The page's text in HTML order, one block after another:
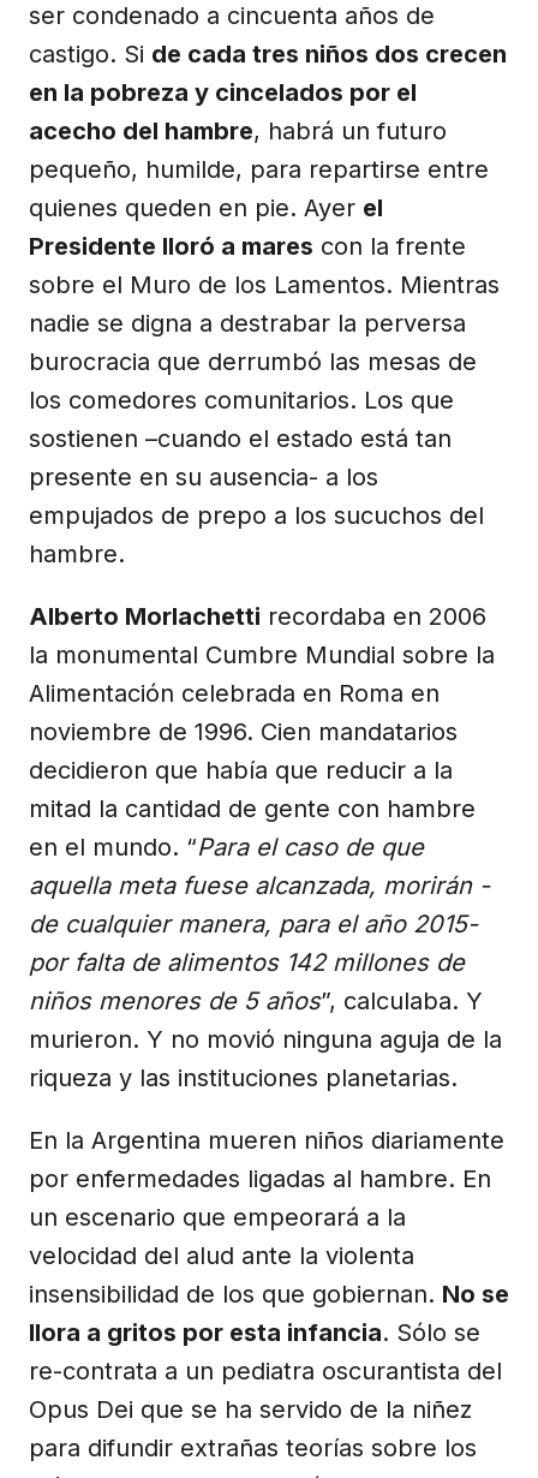
ser condenado a cincuenta años de
castigo. Si de cada tres niños dos crecen
en la pobreza y cincelados por el
acecho del hambre, habrá un futuro
pequeño, humilde, para repartirse entre
quienes queden en pie. Ayer el
Presidente lloró a mares con la frente
sobre el Muro de los Lamentos. Mientras
nadie se digna a destrabar la perversa
burocracia que derrumbó las mesas de
los comedores comunitarios. Los que
sostienen –cuando el estado está tan
presente en su ausencia- a los
empujados de prepo a los sucuchos del
hambre.
Alberto Morlachetti recordaba en 2006
la monumental Cumbre Mundial sobre la
Alimentación celebrada en Roma en
noviembre de 1996. Cien mandatarios
decidieron que había que reducir a la
mitad la cantidad de gente con hambre
en el mundo. “Para el caso de que
aquella meta fuese alcanzada, morirán -
de cualquier manera, para el año 2015-
por falta de alimentos 142 millones de
niños menores de 5 años”, calculaba. Y
murieron. Y no movió ninguna aguja de la
riqueza y las instituciones planetarias.
En la Argentina mueren niños diariamente
por enfermedades ligadas al hambre. En
un escenario que empeorará a la
velocidad del alud ante la violenta
insensibilidad de los que gobiernan. No se
llora a gritos por esta infancia. Sólo se
re-contrata a un pediatra oscurantista del
Opus Dei que se ha servido de la niñez
para difundir extrañas teorías sobre los